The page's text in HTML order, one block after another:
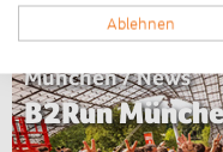
Über 20.000
München / News
B2Run
Ablehnen